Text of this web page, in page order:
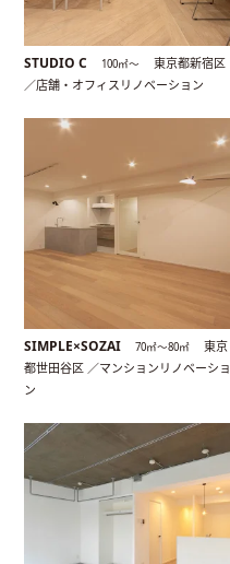
STUDIO C 100㎡〜
東京都新宿区
／店舗・オフィスリノベーション
SIMPLE×SOZAI 70㎡〜80㎡
東京
都世田谷区 ／マンションリノベーショ
ン